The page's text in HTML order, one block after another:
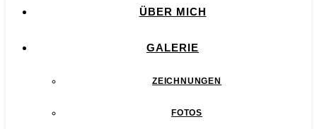
ÜBER MICH
GALERIE
ZEICHNUNGEN
FOTOS